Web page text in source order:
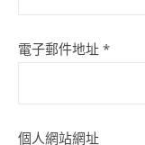
電子郵件地址 *
個人網站網址